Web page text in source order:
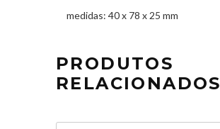
medidas: 40 x 78 x 25 mm
PRODUTOS
RELACIONADOS